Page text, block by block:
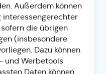
Außerdem können
interessengerechter
die übrigen
(insbesondere
Dazu können
und Werbetools
Daten können